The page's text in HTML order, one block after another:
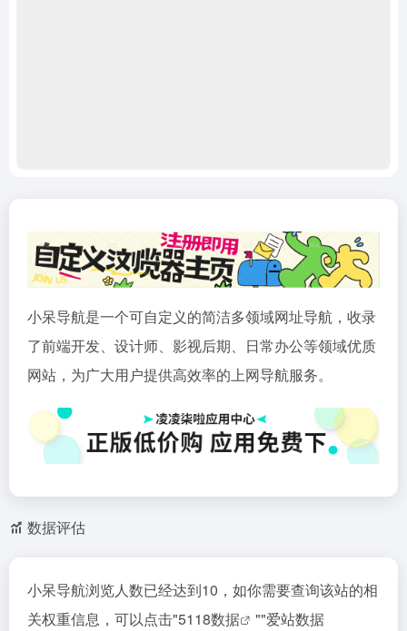
小呆导航是一个可自定义的简洁多领域网址导航，收录
了前端开发、设计师、影视后期、日常办公等领域优质
网站，为广大用户提供高效率的上网导航服务。
数据评估
小呆导航浏览人数已经达到10，如你需要查询该站的相
关权重信息，可以点击"5118数据 ""爱站数据